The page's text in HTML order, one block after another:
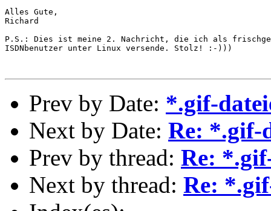
Alles Gute,
Richard
P.S.: Dies ist meine 2. Nachricht, die ich als
ISDNbenutzer unter Linux versende. Stolz! :-)))
Prev by Date: *.gif-
Next by Date: Re: *.gif-
Prev by thread: Re:
Next by thread: Re: